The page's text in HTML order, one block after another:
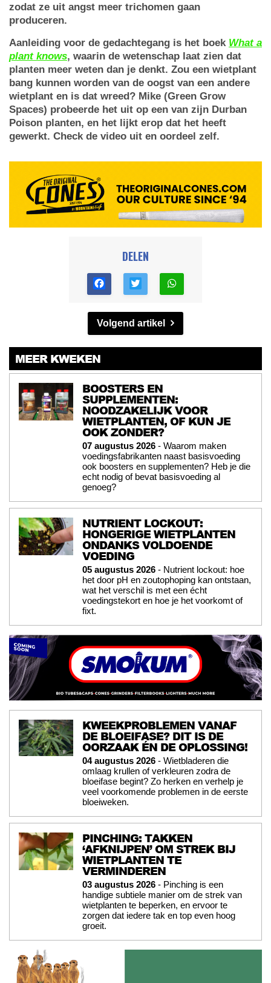
zodat ze uit angst meer trichomen gaan
produceren.
Aanleiding voor de gedachtegang is het boek What a
plant knows, waarin de wetenschap laat zien dat
planten meer weten dan je denkt. Zou een wietplant
bang kunnen worden van de oogst van een andere
wietplant en is dat wreed? Mike (Green Grow
Spaces) probeerde het uit op een van zijn Durban
Poison planten, en het lijkt erop dat het heeft
gewerkt. Check de video uit en oordeel zelf.
DELEN
Volgend artikel
MEER KWEKEN
BOOSTERS EN
SUPPLEMENTEN:
NOODZAKELIJK VOOR
WIETPLANTEN, OF KUN JE
OOK ZONDER?
07 augustus 2026 - Waarom maken
voedingsfabrikanten naast basisvoeding
ook boosters en supplementen? Heb je die
echt nodig of bevat basisvoeding al
genoeg?
NUTRIENT LOCKOUT:
HONGERIGE WIETPLANTEN
ONDANKS VOLDOENDE
VOEDING
05 augustus 2026 - Nutrient lockout: hoe
het door pH en zoutophoping kan ontstaan,
wat het verschil is met een écht
voedingstekort en hoe je het voorkomt of
fixt.
KWEEKPROBLEMEN VANAF
DE BLOEIFASE? DIT IS DE
OORZAAK ÉN DE OPLOSSING!
04 augustus 2026 - Wietbladeren die
omlaag krullen of verkleuren zodra de
bloeifase begint? Zo herken en verhelp je
veel voorkomende problemen in de eerste
bloeiweken.
PINCHING: TAKKEN
‘AFKNIJPEN’ OM STREK BIJ
WIETPLANTEN TE
VERMINDEREN
03 augustus 2026 - Pinching is een
handige subtiele manier om de strek van
wietplanten te beperken, en ervoor te
zorgen dat iedere tak en top even hoog
groeit.